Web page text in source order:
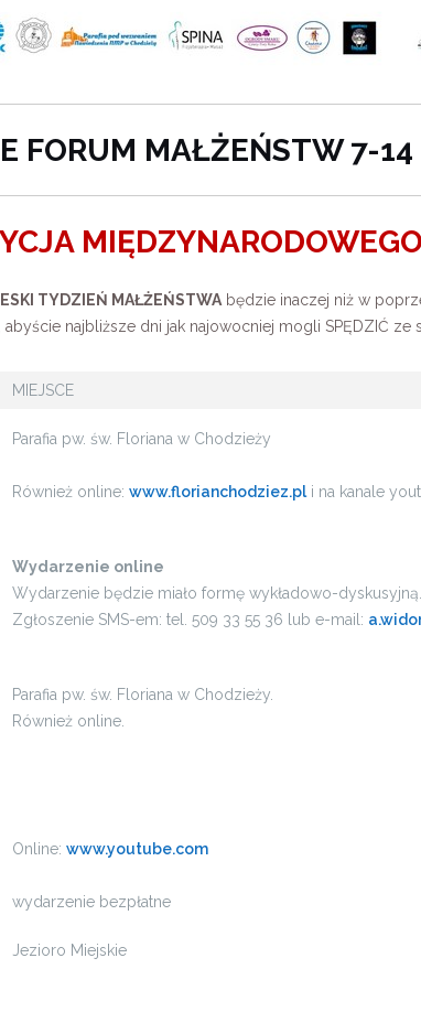
FORUM MAŁŻEŃSTW 7-
TYDZIEŃ MAŁŻEŃSTWA będzie inaczej niż w
abyście najbliższe dni jak najowocniej mogli SPĘDZIĆ ze
MIEJSCE
Parafia pw. św. Floriana w Chodzieży
Również online: www.florianchodziez.pli na kanale
Wydarzenie online
Wydarzenie będzie miało formę wykładowo-dyskusyjną.
Zgłoszenie SMS-em: tel. 509 33 55 36 lub e-mail:
Parafia pw. św. Floriana w Chodzieży.
Również online.
Online: www.youtube.com
wydarzenie bezpłatne
Jezioro Miejskie